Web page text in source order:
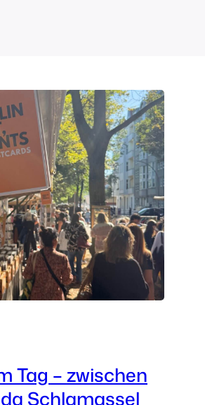
Tag – zwischen
Schlamassel